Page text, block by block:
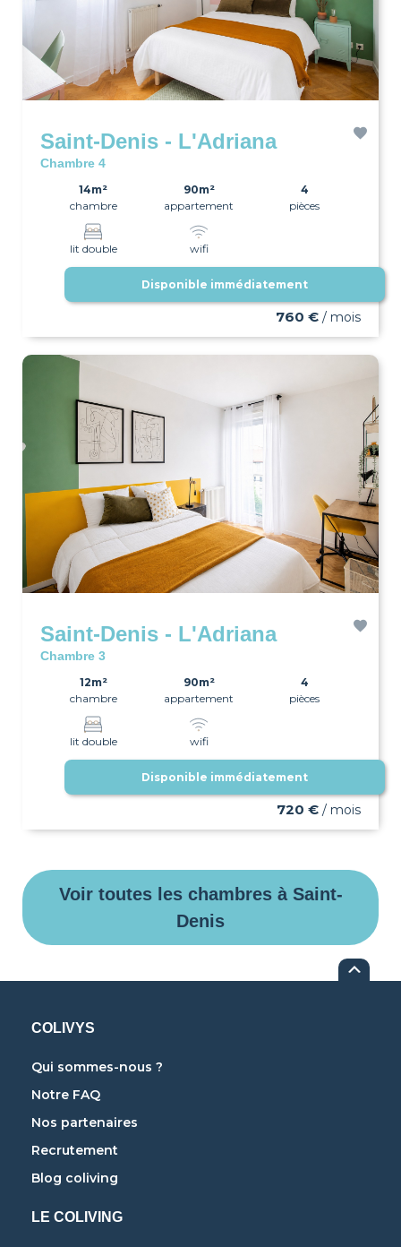
Saint-Denis - L'Adriana
Chambre 4
14m²
chambre
90m²
appartement
4
pièces
lit double wifi
Disponible immédiatement
760 € / mois
Saint-Denis - L'Adriana
Chambre 3
12m²
chambre
90m²
appartement
4
pièces
lit double wifi
Disponible immédiatement
720 € / mois
Voir toutes les chambres à Saint-
Denis
COLIVYS
Qui sommes-nous ?
Notre FAQ
Nos partenaires
Recrutement
Blog coliving
LE COLIVING